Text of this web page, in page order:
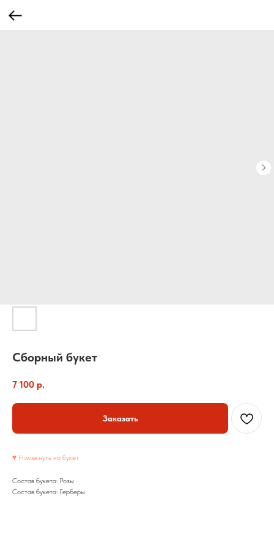
Сборный букет
7 100 р.
Заказать
♥ Намекнуть на букет
Состав букета: Розы
Состав букета: Герберы